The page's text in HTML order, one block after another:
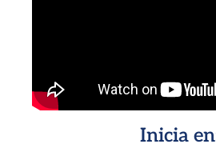
Inicia